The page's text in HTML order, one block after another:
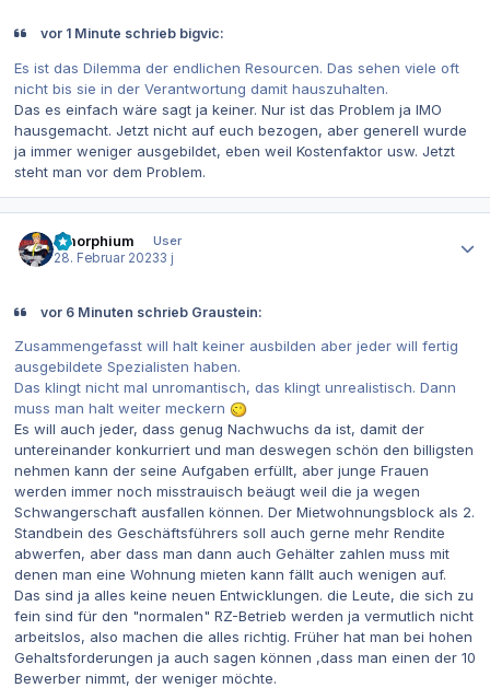
vor 1 Minute schrieb bigvic:
Es ist das Dilemma der endlichen Resourcen. Das sehen viele oft
nicht bis sie in der Verantwortung damit hauszuhalten.
Das es einfach wäre sagt ja keiner. Nur ist das Problem ja IMO
hausgemacht. Jetzt nicht auf euch bezogen, aber generell wurde
ja immer weniger ausgebildet, eben weil Kostenfaktor usw. Jetzt
steht man vor dem Problem.
Amorphium
User
28. Februar 20233 j
vor 6 Minuten schrieb Graustein:
Zusammengefasst will halt keiner ausbilden aber jeder will fertig
ausgebildete Spezialisten haben.
Das klingt nicht mal unromantisch, das klingt unrealistisch. Dann
muss man halt weiter meckern
Es will auch jeder, dass genug Nachwuchs da ist, damit der
untereinander konkurriert und man deswegen schön den billigsten
nehmen kann der seine Aufgaben erfüllt, aber junge Frauen
werden immer noch misstrauisch beäugt weil die ja wegen
Schwangerschaft ausfallen können. Der Mietwohnungsblock als 2.
Standbein des Geschäftsführers soll auch gerne mehr Rendite
abwerfen, aber dass man dann auch Gehälter zahlen muss mit
denen man eine Wohnung mieten kann fällt auch wenigen auf.
Das sind ja alles keine neuen Entwicklungen. die Leute, die sich zu
fein sind für den "normalen" RZ-Betrieb werden ja vermutlich nicht
arbeitslos, also machen die alles richtig. Früher hat man bei hohen
Gehaltsforderungen ja auch sagen können ,dass man einen der 10
Bewerber nimmt, der weniger möchte.